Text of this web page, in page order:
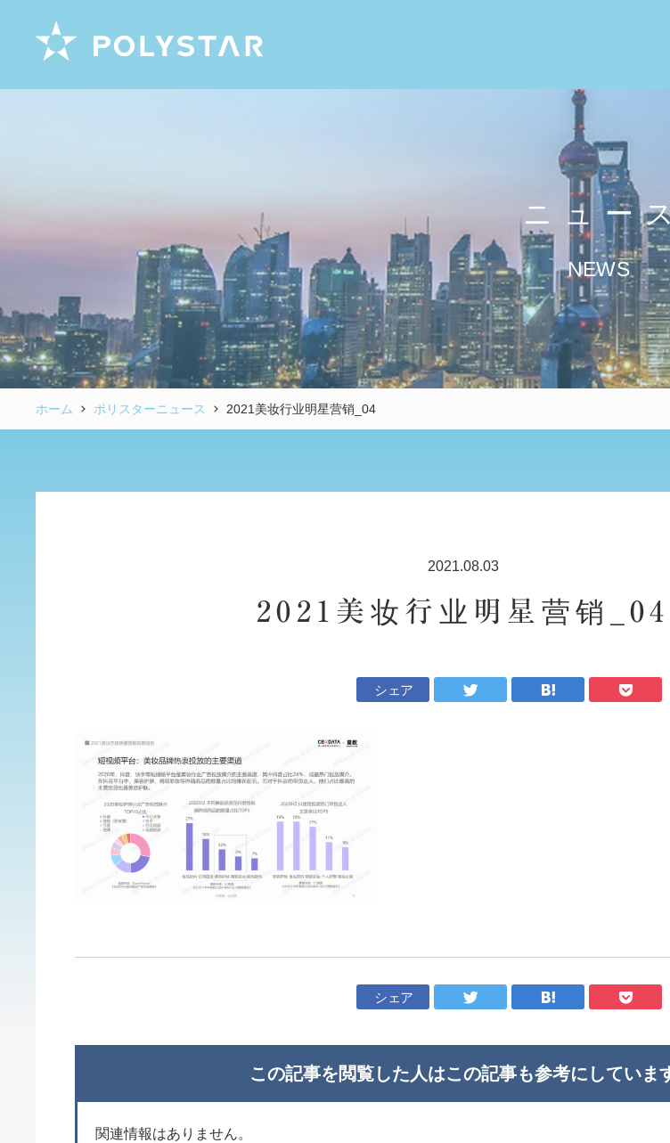
ニュー
NEWS
ホーム ポリスターニュース 2021美妆行业明星营销_04
2021.08.03
2021美妆行业明星营销_04
シェア
シェア
この記事を閲覧した人はこの記事も参考にしていま
関連情報はありません。